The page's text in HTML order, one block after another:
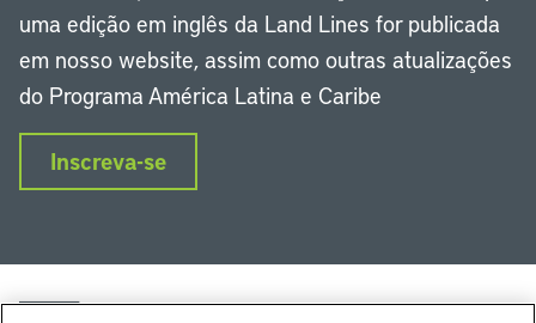
uma edição em inglês da Land Lines for publicada
em nosso website, assim como outras atualizações
do Programa América Latina e Caribe
Inscreva-se